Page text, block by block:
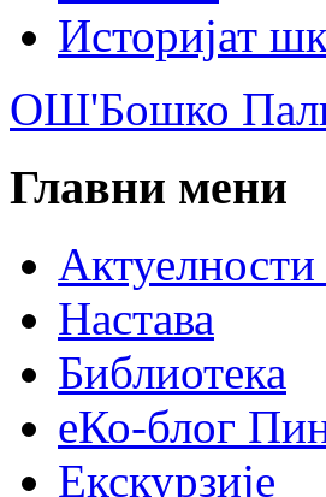
Историјат
ОШ'Бошко
Главни мени
Настава
Библиотека
еКо-блог
Екскурзије